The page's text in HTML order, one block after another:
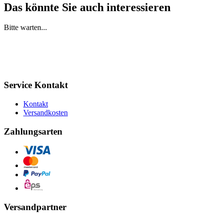
Das könnte Sie auch interessieren
Bitte warten...
Service Kontakt
Kontakt
Versandkosten
Zahlungsarten
Versandpartner